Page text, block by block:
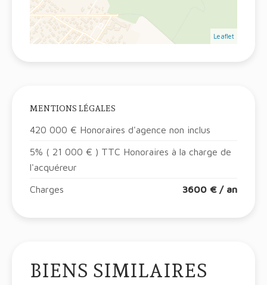
Leaflet
MENTIONS LÉGALES
420 000 € Honoraires d'agence non inclus
5% ( 21 000 € ) TTC Honoraires à la charge de
l'acquéreur
Charges 3600 € / an
BIENS SIMILAIRES